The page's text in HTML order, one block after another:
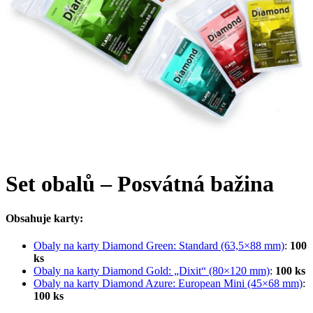
Set obalů – Posvátná bažina
Obsahuje karty:
Obaly na karty Diamond Green: Standard (63,5×88 mm): 100
ks
Obaly na karty Diamond Gold: „Dixit“ (80×120 mm): 100 ks
Obaly na karty Diamond Azure: European Mini (45×68 mm):
100 ks